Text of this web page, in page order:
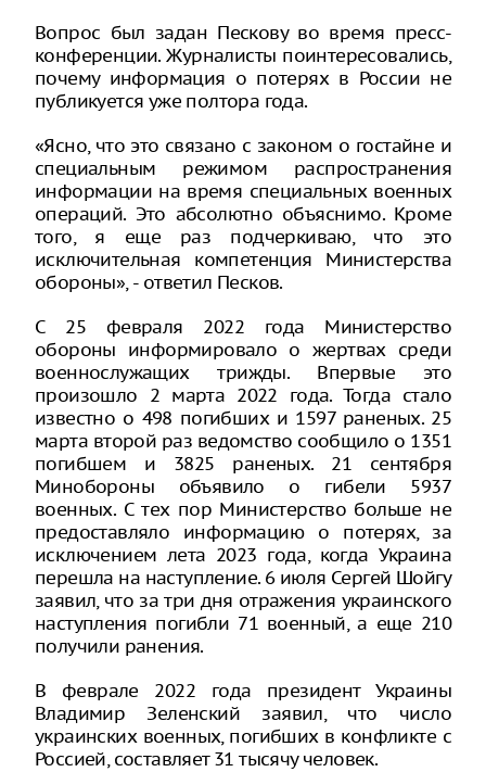
Вопрос был задан Пескову во время пресс-
конференции. Журналисты поинтересовались,
почему информация о потерях в России не
публикуется уже полтора года.
«Ясно, что это связано с законом о гостайне и
специальным режимом распространения
информации на время специальных военных
операций. Это абсолютно объяснимо. Кроме
того, я еще раз подчеркиваю, что это
исключительная компетенция Министерства
обороны», - ответил Песков.
С 25 февраля 2022 года Министерство
обороны информировало о жертвах среди
военнослужащих трижды. Впервые это
произошло 2 марта 2022 года. Тогда стало
известно о 498 погибших и 1597 раненых. 25
марта второй раз ведомство сообщило о 1351
погибшем и 3825 раненых. 21 сентября
Минобороны объявило о гибели 5937
военных. С тех пор Министерство больше не
предоставляло информацию о потерях, за
исключением лета 2023 года, когда Украина
перешла на наступление. 6 июля Сергей Шойгу
заявил, что за три дня отражения украинского
наступления погибли 71 военный, а еще 210
получили ранения.
В феврале 2022 года президент Украины
Владимир Зеленский заявил, что число
украинских военных, погибших в конфликте с
Россией, составляет 31 тысячу человек.